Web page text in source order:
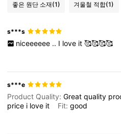
좋은 원단 소재(1) 겨울철 적합(1)
s***s
niceeeeee .. I love it 🥰🥰🥰🥰
s***e
Product Quality:Greatquality
price i love it Fit:good